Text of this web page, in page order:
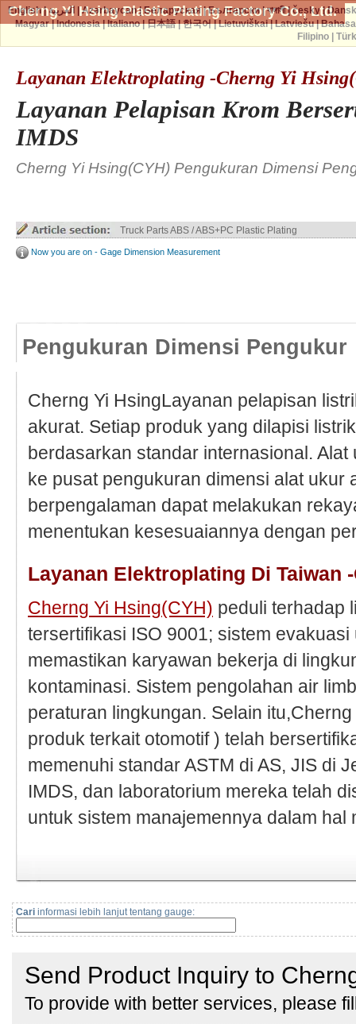
Cherng Yi Hsing Plastic Plating Factory Co., Ltd.
Layanan Elektroplating -Cherng Yi
Layanan Pelapisan Krom
IMDS
Cherng Yi Hsing(CYH) Pengukuran Dimensi
Truck Parts ABS / ABS+PC Plastic Plating
Now you are on - Gage Dimension Measurement
Pengukuran Dimensi Pengukur
Cherng Yi HsingLayanan pelapisan
akurat. Setiap produk yang dilapisi
berdasarkan standar internasional.
ke pusat pengukuran dimensi alat ukur
berpengalaman dapat melakukan
menentukan kesesuaiannya dengan
Layanan Elektroplating Di Taiwan
Cherng Yi Hsing(CYH) peduli terhadap
tersertifikasi ISO 9001; sistem
memastikan karyawan bekerja di
kontaminasi. Sistem pengolahan air
peraturan lingkungan. Selain
produk terkait otomotif ) telah
memenuhi standar ASTM di AS, JIS di
IMDS, dan laboratorium mereka telah
untuk sistem manajemennya dalam hal
Cari informasi lebih lanjut tentang gauge:
English|العربية |Azərbaycan|Беларуская|Български|বাঙ্গালী|česky|
Magyar|Indonesia|Italiano|日本語|한국어|Lietuviškai|Latviešu|
Filipino|